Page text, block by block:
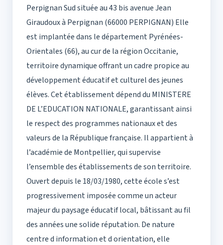
Perpignan Sud située au 43 bis avenue Jean
Giraudoux à Perpignan (66000 PERPIGNAN) Elle
est implantée dans le département Pyrénées-
Orientales (66), au cur de la région Occitanie,
territoire dynamique offrant un cadre propice au
développement éducatif et culturel des jeunes
élèves. Cet établissement dépend du MINISTERE
DE L’EDUCATION NATIONALE, garantissant ainsi
le respect des programmes nationaux et des
valeurs de la République française. Il appartient à
l’académie de Montpellier, qui supervise
l’ensemble des établissements de son territoire.
Ouvert depuis le 18/03/1980, cette école s’est
progressivement imposée comme un acteur
majeur du paysage éducatif local, bâtissant au fil
des années une solide réputation. De nature
centre d information et d orientation, elle